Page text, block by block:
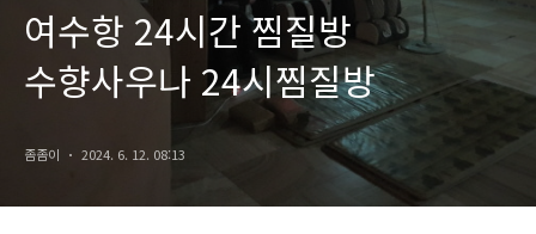
여수항 24시간 찜질방
수향사우나 24시찜질방
좀좀이 2024. 6. 12. 08:13